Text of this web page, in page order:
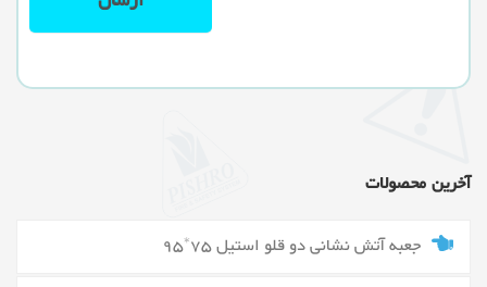
آخرین محصولات
جعبه آتش نشانی دو قلو استیل 75*95